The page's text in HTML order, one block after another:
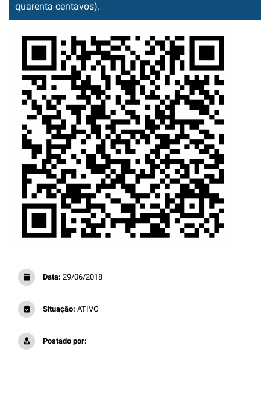
quarenta centavos).
Data: 29/06/2018
Situação: ATIVO
Postado por: